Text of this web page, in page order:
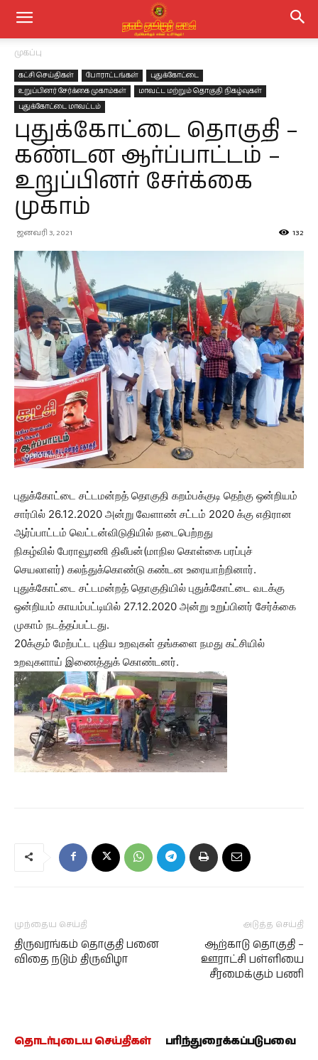
முகப்பு
கட்சி செய்திகள் போராட்டங்கள்
புதுக்கோட்டை
உறுப்பினர் சேர்க்கை முகாம்கள்
மாவட்ட மற்றும் தொகுதி நிகழ்வுகள்
புதுக்கோட்டை மாவட்டம்
புதுக்கோட்டை தொகுதி –
கண்டன ஆர்ப்பாட்டம் –
உறுப்பினர் சேர்க்கை
முகாம்
ஜனவரி 3, 2021 132
புதுக்கோட்டை சட்டமன்றத் தொகுதி கறம்பக்குடி தெற்கு ஒன்றியம்
சார்பில் 26.12.2020 அன்று வேளாண் சட்டம் 2020 க்கு எதிரான
ஆர்ப்பாட்டம் வெட்டன்விடுதியில் நடைபெற்றது
நிகழ்வில் பேராவூரணி திலீபன்(மாநில கொள்கை பரப்புச்
செயலாளர்) கலந்துக்கொண்டு கண்டன உரையாற்றினார்.
புதுக்கோட்டை சட்டமன்றத் தொகுதியில் புதுக்கோட்டை வடக்கு
ஒன்றியம் காயம்பட்டியில் 27.12.2020 அன்று உறுப்பினர் சேர்க்கை
முகாம் நடத்தப்பட்டது.
20க்கும் மேற்பட்ட புதிய உறவுகள் தங்களை நமது கட்சியில்
உறவுகளாய் இணைத்துக் கொண்டனர்.
முந்தைய செய்தி
திருவரங்கம் தொகுதி பனை
விதை நடும் திருவிழா
அடுத்த செய்தி
ஆற்காடு தொகுதி –
ஊராட்சி பள்ளியை
சீரமைக்கும் பணி
தொடர்புடைய செய்திகள் பரிந்துரைக்கப்படுபவை